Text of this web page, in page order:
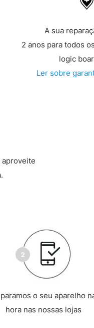
A sua
2 anos para todos
logic
Ler sobre
aproveite
o seu aparelho
hora nas nossas lojas